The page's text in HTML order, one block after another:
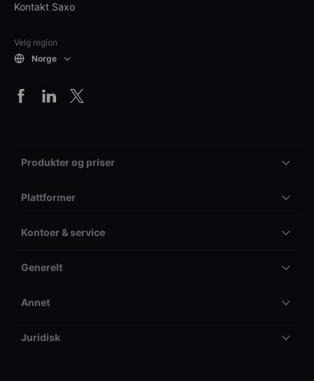
Kontakt Saxo
Velg region
Norge
Produkter og priser
Plattformer
Kontoer & service
Generelt
Annet
Juridisk